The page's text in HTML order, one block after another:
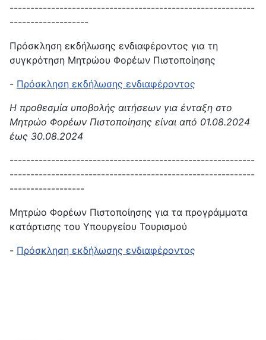
-----------------------------------------------------------
-------------------
Πρόσκληση εκδήλωσης ενδιαφέροντος για τη
συγκρότηση Μητρώου Φορέων Πιστοποίησης
- Πρόσκληση εκδήλωσης ενδιαφέροντος
Η προθεσμία υποβολής αιτήσεων για ένταξη στο
Μητρώο Φορέων Πιστοποίησης είναι από 01.08.2024
έως 30.08.2024
-----------------------------------------------------------
-----------------------------------------------------------
------------------
Μητρώο Φορέων Πιστοποίησης για τα προγράμματα
κατάρτισης του Υπουργείου Τουρισμού
- Πρόσκληση εκδήλωσης ενδιαφέροντος